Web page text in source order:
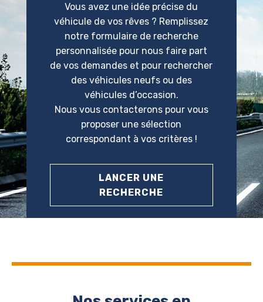
Vous avez une idée précise du
véhicule de vos rêves ? Remplissez
notre formulaire de recherche
personnalisée pour nous faire part
de vos demandes et pour rechercher
des véhicules neufs ou des
véhicules d’occasion.
Nous vous contacterons pour vous
proposer une sélection
correspondant à vos critères !
LANCER UNE
RECHERCHE